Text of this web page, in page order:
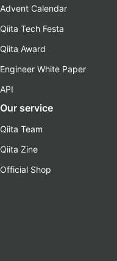
Advent Calendar
Qiita Tech Festa
Qiita Award
Engineer White Paper
API
Our service
Qiita Team
Qiita Zine
Official Shop